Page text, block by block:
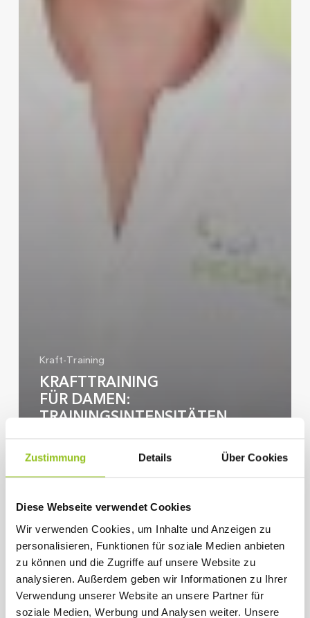
Zustimmung Details Über Cookies
Diese Webseite verwendet Cookies
Wir verwenden Cookies, um Inhalte und Anzeigen zu
personalisieren, Funktionen für soziale Medien anbieten
zu können und die Zugriffe auf unsere Website zu
analysieren. Außerdem geben wir Informationen zu Ihrer
Verwendung unserer Website an unsere Partner für
soziale Medien, Werbung und Analysen weiter. Unsere
Kraft-Training
KRAFTTRAINING
FÜR DAMEN:
TRAININGSINTENSITÄTEN
Bizeps,
Trizeps
Co.
Wie
unsere
Muskeln
unser
Leben
beeinflussen